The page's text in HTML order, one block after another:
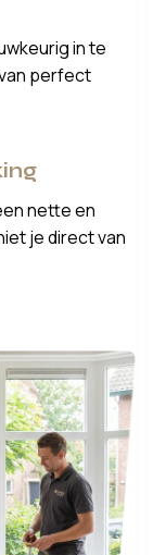
in te
perfect
nette en
je direct van